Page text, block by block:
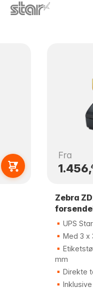
Fra
1.456,
Zebra
UPS
Med 3 x
mm
Direkte